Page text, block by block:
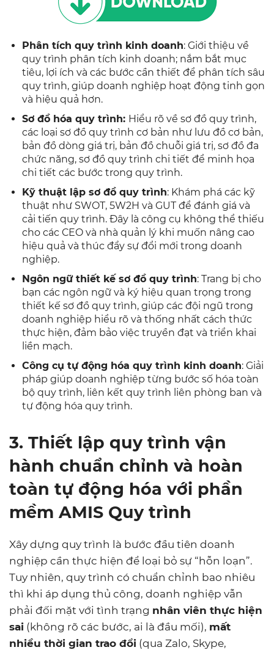
Phân tích quy trình kinh doanh: Giới thiệu về
quy trình phân tích kinh doanh; nắm bắt mục
tiêu, lợi ích và các bước cần thiết để phân tích sâu
quy trình, giúp doanh nghiệp hoạt động tinh gọn
và hiệu quả hơn.
Sơ đồ hóa quy trình: Hiểu rõ về sơ đồ quy trình,
các loại sơ đồ quy trình cơ bản như lưu đồ cơ bản,
bản đồ dòng giá trị, bản đồ chuỗi giá trị, sơ đồ đa
chức năng, sơ đồ quy trình chi tiết để minh họa
chi tiết các bước trong quy trình.
Kỹ thuật lập sơ đồ quy trình: Khám phá các kỹ
thuật như SWOT, 5W2H và GUT để đánh giá và
cải tiến quy trình. Đây là công cụ không thể thiếu
cho các CEO và nhà quản lý khi muốn nâng cao
hiệu quả và thúc đẩy sự đổi mới trong doanh
nghiệp.
Ngôn ngữ thiết kế sơ đồ quy trình: Trang bị cho
bạn các ngôn ngữ và ký hiệu quan trọng trong
thiết kế sơ đồ quy trình, giúp các đội ngũ trong
doanh nghiệp hiểu rõ và thống nhất cách thức
thực hiện, đảm bảo việc truyền đạt và triển khai
liền mạch.
Công cụ tự động hóa quy trình kinh doanh: Giải
pháp giúp doanh nghiệp từng bước số hóa toàn
bộ quy trình, liên kết quy trình liên phòng ban và
tự động hóa quy trình.
3. Thiết lập quy trình vận
hành chuẩn chỉnh và hoàn
toàn tự động hóa với phần
mềm AMIS Quy trình
Xây dựng quy trình là bước đầu tiên doanh
nghiệp cần thực hiện để loại bỏ sự “hỗn loạn”.
Tuy nhiên, quy trình có chuẩn chỉnh bao nhiêu
thì khi áp dụng thủ công, doanh nghiệp vẫn
phải đối mặt với tình trạng nhân viên thực hiện
sai (không rõ các bước, ai là đầu mối), mất
nhiều thời gian trao đổi (qua Zalo, Skype,